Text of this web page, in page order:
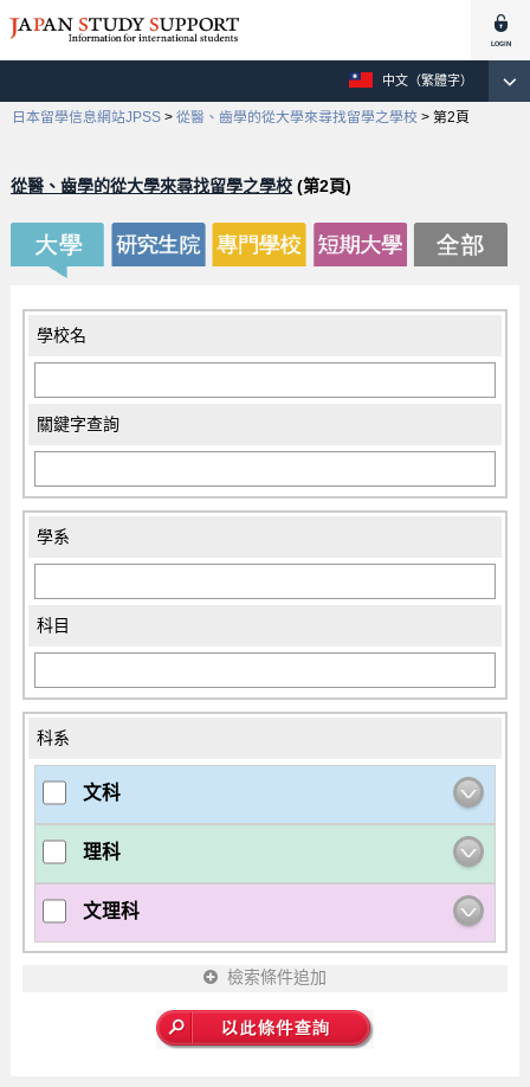
中文（繁體字）
日本留學信息網站JPSS > 從醫、齒學的從大學來尋找留學之學校 > 第2頁
從醫、齒學的從大學來尋找留學之學校(第2頁)
學校名
關鍵字查詢
學系
科目
科系
文科
理科
文理科
檢索條件追加